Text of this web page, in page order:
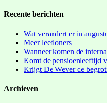
Recente berichten
Wat verandert er in
Meer leefloners
Wanneer komen de
Komt de pensioenleeftijd
Krijgt De Wever de
Archieven